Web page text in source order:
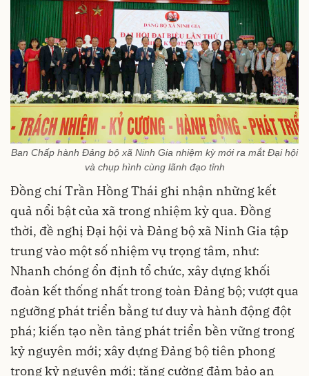
Ban Chấp hành Đảng bộ xã Ninh Gia nhiệm kỳ mới ra mắt Đại hội
và chụp hình cùng lãnh đạo tỉnh
Đồng chí Trần Hồng Thái ghi nhận những kết
quả nổi bật của xã trong nhiệm kỳ qua. Đồng
thời, đề nghị Đại hội và Đảng bộ xã Ninh Gia tập
trung vào một số nhiệm vụ trọng tâm, như:
Nhanh chóng ổn định tổ chức, xây dựng khối
đoàn kết thống nhất trong toàn Đảng bộ; vượt qua
ngưỡng phát triển bằng tư duy và hành động đột
phá; kiến tạo nền tảng phát triển bền vững trong
kỷ nguyên mới; xây dựng Đảng bộ tiên phong
trong kỷ nguyên mới; tăng cường đảm bảo an